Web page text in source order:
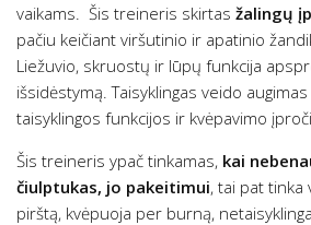
vaikams. Šis treineris skirtas žalingų
pačiu keičiant viršutinio ir apatinio
Liežuvio, skruostų ir lūpų funkcija
išsidėstymą. Taisyklingas veido
taisyklingos funkcijos ir kvėpavimo
Šis treineris ypač tinkamas, kai
čiulptukas, jo pakeitimui, tai pat tinka
pirštą, kvėpuoja per burną,